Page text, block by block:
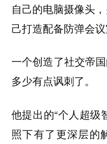
自己的电脑摄像头
己打造配备防弹会议
一个创造了社交帝
多少有点讽刺了。
他提出的“个人超级
照下有了更深层的